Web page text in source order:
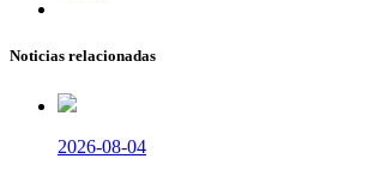
Noticias relacionadas
2026-08-04